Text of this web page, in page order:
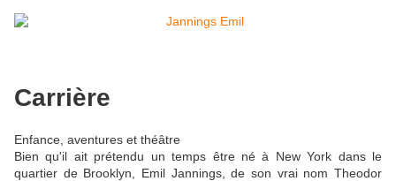
Carrière
Enfance, aventures et théâtre
Bien qu'il ait prétendu un temps être né à New York dans le
quartier de Brooklyn, Emil Jannings, de son vrai nom Theodor